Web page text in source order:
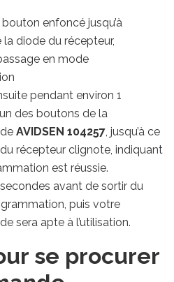
enfoncé jusqu’à
la diode du récepteur,
en mode
pendant environ 1
des boutons de la
AVIDSEN 104257, jusqu’à ce
récepteur clignote, indiquant
est réussie.
avant de sortir du
puis votre
sera apte à l’utilisation.
se procurer